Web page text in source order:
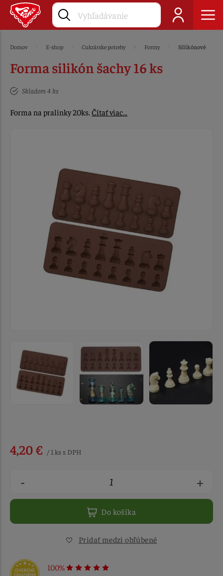
Domov E-shop Cukrárske potreby Formy Silikónové
Forma silikón šachy 16 ks
Skladom 4 ks
Forma na pralinky 20ks.Čítať viac…
4,20 € / 1 ks s DPH
- +
Do košíka
Pridať medzi obľúbené
100%